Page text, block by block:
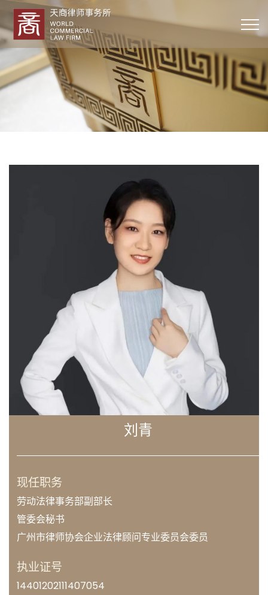
刘青
现任职务
劳动法律事务部副部长
管委会秘书
广州市律师协会企业法律顾问专业委员会委员
执业证号
14401202111407054